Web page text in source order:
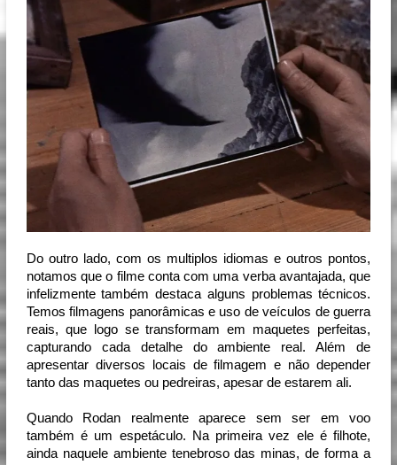
Do outro lado, com os multiplos idiomas e outros pontos,
notamos que o filme conta com uma verba avantajada, que
infelizmente também destaca alguns problemas técnicos.
Temos filmagens panorâmicas e uso de veículos de guerra
reais, que logo se transformam em maquetes perfeitas,
capturando cada detalhe do ambiente real. Além de
apresentar diversos locais de filmagem e não depender
tanto das maquetes ou pedreiras, apesar de estarem ali.
Quando Rodan realmente aparece sem ser em voo
também é um espetáculo. Na primeira vez ele é filhote,
ainda naquele ambiente tenebroso das minas, de forma a